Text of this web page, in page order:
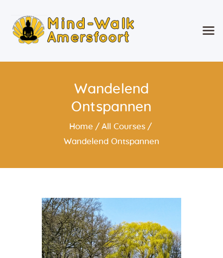
Wandelend
Ontspannen
Home
All Courses
Wandelend Ontspannen
Mind-Walk Amersfoort
Wat is Mind-Walk®?
Over mij
Agenda
Wekelijkse Mind-Walk &
Contact